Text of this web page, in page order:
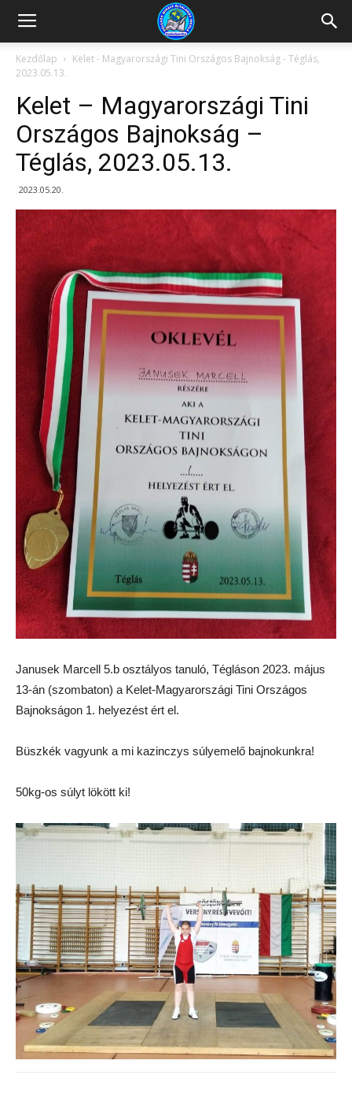
Kazincbarcikai
Pollack
Mihály
Általános
Iskola
Kezdőlap
Kelet - Magyarországi Tini Országos Bajnokság - Téglás,
2023.05.13.
Kelet – Magyarországi Tini
Országos Bajnokság –
Téglás, 2023.05.13.
2023.05.20.
Janusek Marcell 5.b osztályos tanuló, Tégláson 2023. május
13-án (szombaton) a Kelet-Magyarországi Tini Országos
Bajnokságon 1. helyezést ért el.
Büszkék vagyunk a mi kazinczys súlyemelő bajnokunkra!
50kg-os súlyt lökött ki!